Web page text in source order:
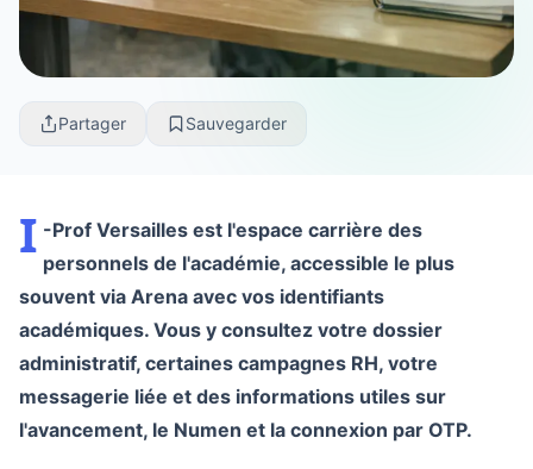
Partager Sauvegarder
I -Prof Versailles est l'espace carrière des
personnels de l'académie, accessible le plus
souvent via Arena avec vos identifiants
académiques. Vous y consultez votre dossier
administratif, certaines campagnes RH, votre
messagerie liée et des informations utiles sur
l'avancement, le Numen et la connexion par OTP.